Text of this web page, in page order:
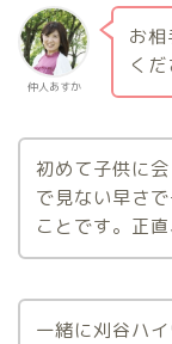
仲人あすか
お
くだ
初めて子供に
で見ない早さ
ことです。正
一緒に刈谷ハ